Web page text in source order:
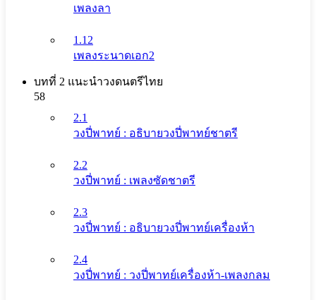
เพลงลา
1.12
เพลงระนาดเอก2
บทที่ 2 แนะนําวงดนตรีไทย
58
2.1
วงปี่พาทย์ : อธิบายวงปี่พาทย์ชาตรี
2.2
วงปี่พาทย์ : เพลงซัดชาตรี
2.3
วงปี่พาทย์ : อธิบายวงปี่พาทย์เครื่องห้า
2.4
วงปี่พาทย์ : วงปี่พาทย์เครื่องห้า-เพลงกลม